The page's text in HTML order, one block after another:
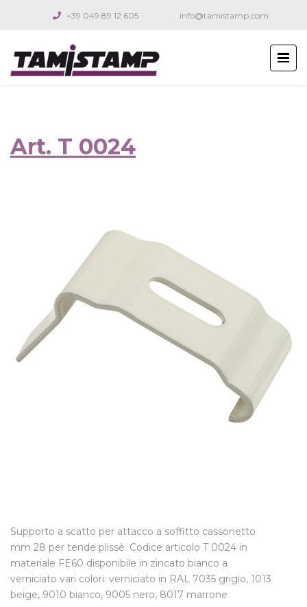
+39 049 89 12 605 info@tamistamp.com
Art. T 0024
Supporto a scatto per attacco a soffitto cassonetto
mm 28 per tende plissè. Codice articolo T 0024 in
materiale FE60 disponibile in zincato bianco a
verniciato vari colori: verniciato in RAL 7035 grigio, 1013
beige, 9010 bianco, 9005 nero, 8017 marrone